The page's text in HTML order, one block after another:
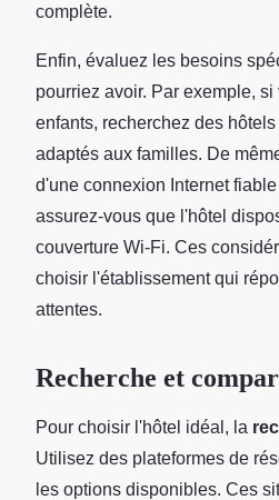
complète.
Enfin, évaluez les besoins
pourriez avoir. Par exemple,
enfants, recherchez des
adaptés aux familles. De
d'une connexion Internet
assurez-vous que l'hôtel
couverture Wi-Fi. Ces
choisir l'établissement qui
attentes.
Recherche et
Pour choisir l'hôtel idéal, la
Utilisez des plateformes de
les options disponibles. Ces